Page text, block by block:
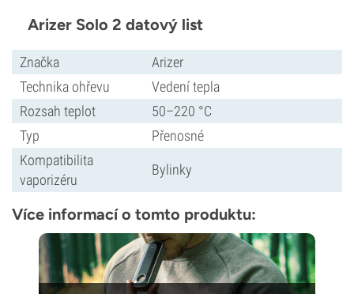
Arizer Solo 2 datový list
Značka
Arizer
Technika ohřevu
Vedení tepla
Rozsah teplot
50–220 °C
Typ
Přenosné
Kompatibilita
vaporizéru
Bylinky
Více informací o tomto produktu: